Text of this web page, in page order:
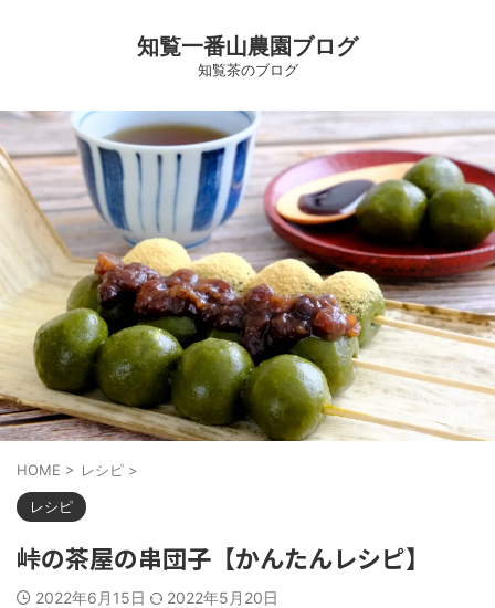
知覧一番山農園ブログ
知覧茶のブログ
HOME > レシピ >
レシピ
峠の茶屋の串団子【かんたんレシピ】
2022年6月15日 2022年5月20日